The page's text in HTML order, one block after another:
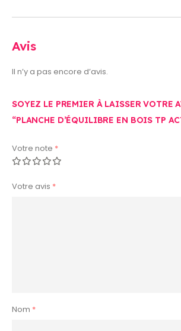
Avis
Il n’y a pas encore d’avis.
SOYEZ LE PREMIER À LAISSER VOTRE
“PLANCHE D’ÉQUILIBRE EN BOIS TP
Votre note *
Votre avis *
Nom *